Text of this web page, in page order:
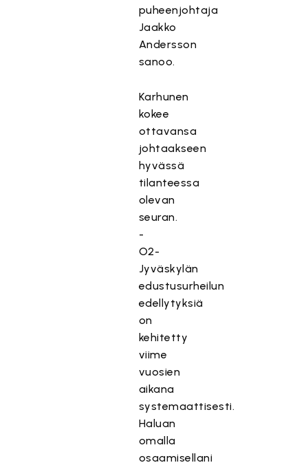
puheenjohtaja
Jaakko
Andersson
sanoo.
Karhunen
kokee
ottavansa
johtaakseen
hyvässä
tilanteessa
olevan
seuran.
-
O2-
Jyväskylän
edustusurheilun
edellytyksiä
on
kehitetty
viime
vuosien
aikana
systemaattisesti.
Haluan
omalla
osaamisellani